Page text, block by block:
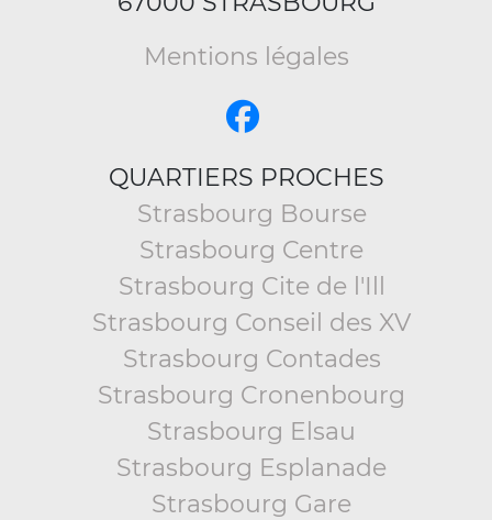
Mentions légales
QUARTIERS PROCHES
Strasbourg Bourse
Strasbourg Centre
Strasbourg Cite de l'Ill
Strasbourg Conseil des XV
Strasbourg Contades
Strasbourg Cronenbourg
Strasbourg Elsau
Strasbourg Esplanade
Strasbourg Gare